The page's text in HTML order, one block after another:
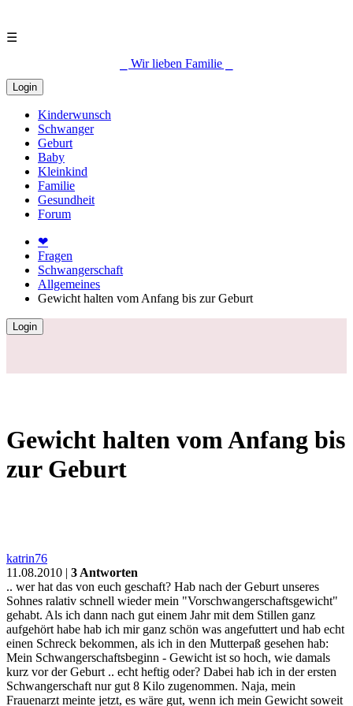
☰
⎯ Wir lieben Familie ⎯
Login
Kinderwunsch
Schwanger
Geburt
Baby
Kleinkind
Familie
Gesundheit
Forum
❤
Fragen
Schwangerschaft
Allgemeines
Gewicht halten vom Anfang bis zur Geburt
Login
Gewicht halten vom Anfang bis
zur Geburt
katrin76
11.08.2010 | 3 Antworten
.. wer hat das von euch geschaft? Hab nach der Geburt unseres
Sohnes ralativ schnell wieder mein "Vorschwangerschaftsgewicht"
gehabt. Als ich dann nach gut einem Jahr mit dem Stillen ganz
aufgehört habe hab ich mir ganz schön was angefuttert und hab echt
einen Schreck bekommen, als ich in den Mutterpaß gesehen hab:
Mein Schwangerschaftsbeginn - Gewicht ist so hoch, wie damals
kurz vor der Geburt .. echt heftig oder? Dabei hab ich in der ersten
Schwangerschaft nur gut 8 Kilo zugenommen. Naja, mein
Frauenarzt meinte jetzt, es wäre gut, wenn ich mein Gewicht soweit